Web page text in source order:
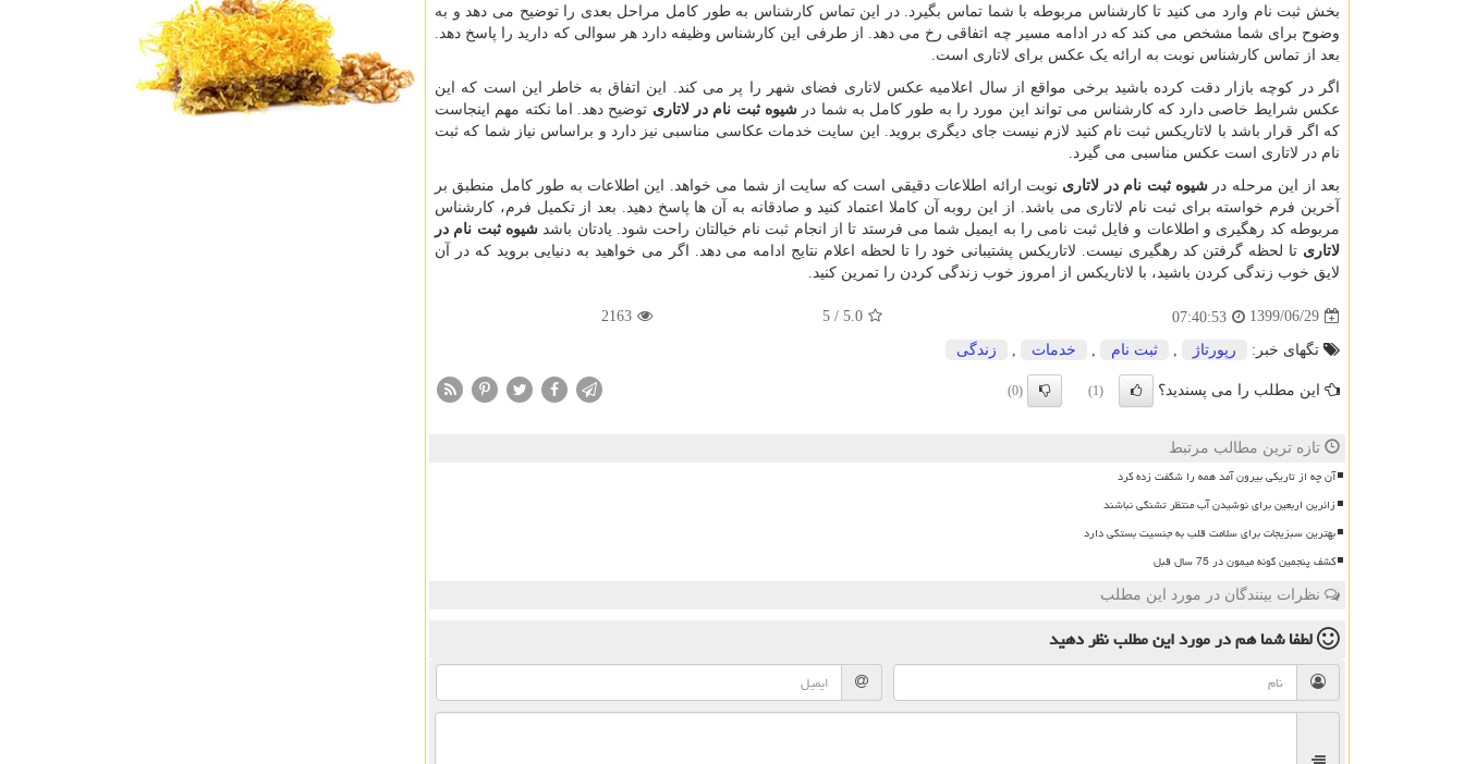
بخش ثبت نام وارد می کنید تا کارشناس مربوطه با شما تماس بگیرد. در این تماس کارشناس به طور کامل مراحل بعدی را توضیح می دهد و به
وضوح برای شما مشخص می کند که در ادامه مسیر چه اتفاقی رخ می دهد. از طرفی این کارشناس وظیفه دارد هر سوالی که دارید را پاسخ دهد.
بعد از تماس کارشناس نوبت به ارائه یک عکس برای لاتاری است.
اگر در کوچه بازار دقت کرده باشید برخی مواقع از سال اعلامیه عکس لاتاری فضای شهر را پر می کند. این اتفاق به خاطر این است که این
عکس شرایط خاصی دارد که کارشناس می تواند این مورد را به طور کامل به شما درشیوه ثبت نام در لاتاری توضیح دهد. اما نکته مهم اینجاست
که اگر قرار باشد با لاتاریکس ثبت نام کنید لازم نیست جای دیگری بروید. این سایت خدمات عکاسی مناسبی نیز دارد و براساس نیاز شما که ثبت
نام در لاتاری است عکس مناسبی می گیرد.
بعد از این مرحله درشیوه ثبت نام در لاتاری نوبت ارائه اطلاعات دقیقی است که سایت از شما می خواهد. این اطلاعات به طور کامل منطبق بر
آخرین فرم خواسته برای ثبت نام لاتاری می باشد. از این روبه آن کاملا اعتماد کنید و صادقانه به آن ها پاسخ دهید. بعد از تکمیل فرم، کارشناس
مربوطه کد رهگیری و اطلاعات و فایل ثبت نامی را به ایمیل شما می فرستد تا از انجام ثبت نام خیالتان راحت شود. یادتان باشدشیوه ثبت نام در
لاتاری تا لحظه گرفتن کد رهگیری نیست. لاتاریکس پشتیبانی خود را تا لحظه اعلام نتایج ادامه می دهد. اگر می خواهید به دنیایی بروید که در آن
لایق خوب زندگی کردن باشید، با لاتاریکس از امروز خوب زندگی کردن را تمرین کنید.
1399/06/29
07:40:53
5.0
/
5
2163
تگهای خبر: رپورتاژ , ثبت نام , خدمات , زندگی
این مطلب را می پسندید؟ (1)
(0)
تازه ترین مطالب مرتبط
آن چه از تاریکی بیرون آمد همه را شگفت زده کرد
زائرین اربعین برای نوشیدن آب منتظر تشنگی نباشند
بهترین سبزیجات برای سلامت قلب به جنسیت بستگی دارد
کشف پنجمین گونه میمون در 75 سال قبل
نظرات بینندگان در مورد این مطلب
لطفا شما همدر مورد این مطلبنظر دهید